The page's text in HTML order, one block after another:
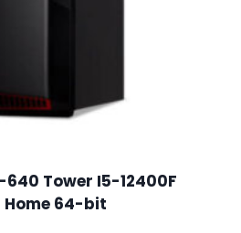
Tower I5-12400F
Home 64-bit